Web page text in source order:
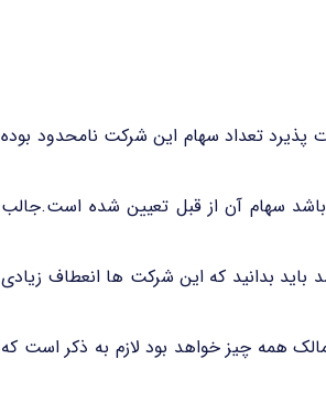
تعداد سهام این شرکت نامحدود بوده
سهام آن از قبل تعیین شده است.جالب
بدانید که این شرکت ها انعطاف زیادی
همه چیز خواهد بود لازم به ذکر است که